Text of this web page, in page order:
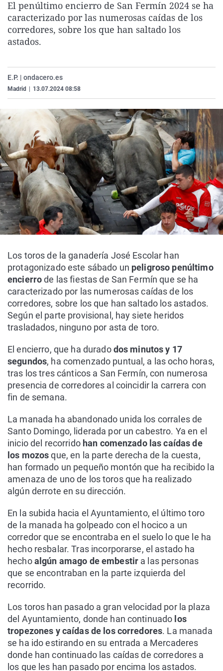
La rosa de los vientos
Gente viajera
Caso
Retornados
Extremadura
Galicia
Virales
Televisión
El penúltimo encierro de San Fermín 2024 se ha
caracterizado por las numerosas caídas de los
corredores, sobre los que han saltado los
astados.
E.P. | ondacero.es
Madrid 13.07.2024 08:58
Los toros de la ganadería José Escolar han
protagonizado este sábado un peligroso penúltimo
encierrode las fiestas de San Fermín que se ha
caracterizado por las numerosas caídas de los
corredores, sobre los que han saltado los astados.
Según el parte provisional, hay siete heridos
trasladados, ninguno por asta de toro.
El encierro, que ha duradodos minutos y 17
segundos, ha comenzado puntual, a las ocho horas,
tras los tres cánticos a San Fermín, con numerosa
presencia de corredores al coincidir la carrera con
fin de semana.
La manada ha abandonado unida los corrales de
Santo Domingo, liderada por un cabestro. Ya en el
inicio del recorrido han comenzado las caídas de
los mozosque, en la parte derecha de la cuesta,
han formado un pequeño montón que ha recibido la
amenaza de uno de los toros que ha realizado
algún derrote en su dirección.
En la subida hacia el Ayuntamiento, el último toro
de la manada ha golpeado con el hocico a un
corredor que se encontraba en el suelo lo que le ha
hecho resbalar. Tras incorporarse, el astado ha
hechoalgún amago de embestir a las personas
que se encontraban en la parte izquierda del
recorrido.
Los toros han pasado a gran velocidad por la plaza
del Ayuntamiento, donde han continuado los
tropezones y caídas de los corredores. La manada
se ha ido estirando en su entrada a Mercaderes
donde han continuado las caídas de corredores a
los que les han pasado por encima los astados.